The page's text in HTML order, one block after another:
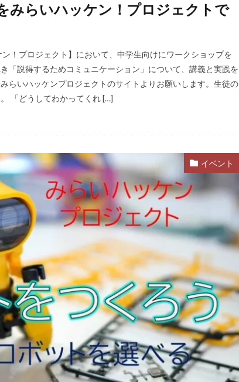
みらいハッケン！プロジェクトで
！プロジェクト】において、中学生向けにワークショップを
「説得するためコミュニケーション」について、講義と実践を
らいハッケンプロジェクトのサイトよりお願いします。生徒の
「どうしてわかってくれ […]
イベント